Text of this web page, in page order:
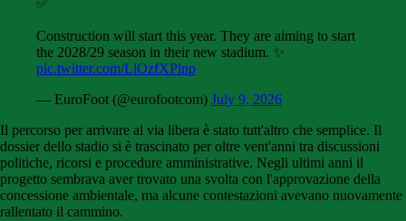
✅
Construction will start this year. They are aiming to start
the 2028/29 season in their new stadium. ✨
pic.twitter.com/LlOzfXPlnp
— EuroFoot (@eurofootcom) July 9, 2026
Il percorso per arrivare al via libera è stato tutt'altro che semplice. Il
dossier dello stadio si è trascinato per oltre vent'anni tra discussioni
politiche, ricorsi e procedure amministrative. Negli ultimi anni il
progetto sembrava aver trovato una svolta con l'approvazione della
concessione ambientale, ma alcune contestazioni avevano nuovamente
rallentato il cammino.